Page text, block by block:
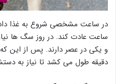
در ساعت مشخصی شروع به غذا
ساعت عادت کند. در روز سگ ها
دقیقه طول می کشد تا نیاز به